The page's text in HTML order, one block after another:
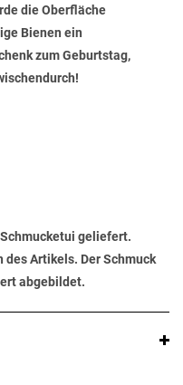
die Oberfläche
Bienen ein
zum Geburtstag,
geliefert.
Artikels. Der Schmuck
abgebildet.